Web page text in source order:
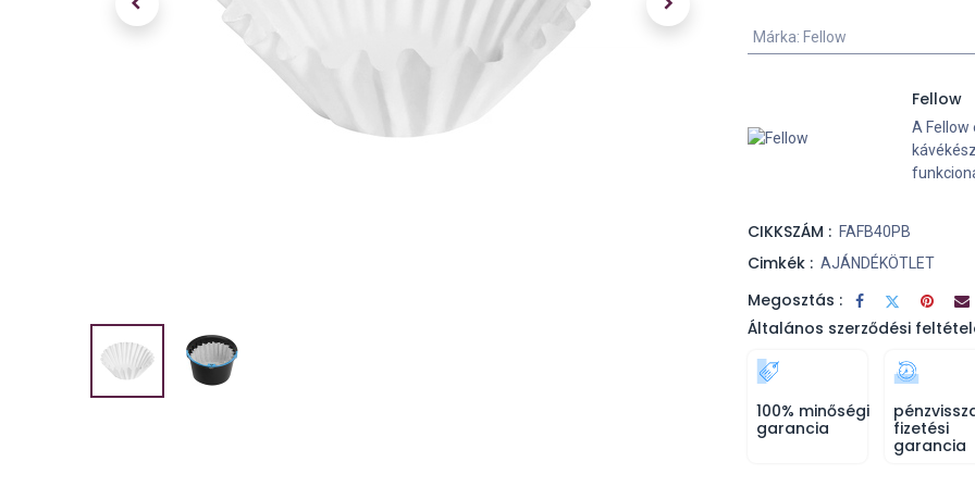
Márka: Fellow
Fellow
A Fellow
CIKKSZÁM : FAFB40PB
Cimkék : AJÁNDÉKÖTLET
Megosztás :
Általános szerződési
100% minőségi
garancia
fizetési
garancia